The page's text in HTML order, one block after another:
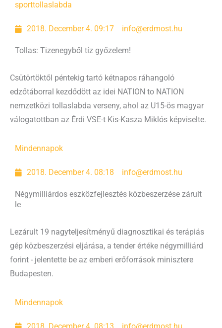
sporttollaslabda
2018. December 4. 09:17 info@erdmost.hu
Tollas: Tizenegyből tíz győzelem!
Csütörtöktől péntekig tartó kétnapos ráhangoló
edzőtáborral kezdődött az idei NATION to NATION
nemzetközi tollaslabda verseny, ahol az U15-ös magyar
válogatottban az Érdi VSE-t Kis-Kasza Miklós képviselte.
Mindennapok
2018. December 4. 08:18 info@erdmost.hu
Négymilliárdos eszközfejlesztés közbeszerzése zárult
le
Lezárult 19 nagyteljesítményű diagnosztikai és terápiás
gép közbeszerzési eljárása, a tender értéke négymilliárd
forint - jelentette be az emberi erőforrások minisztere
Budapesten.
Mindennapok